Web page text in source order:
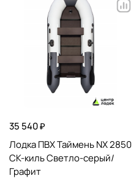
35 540 ₽
Лодка ПВХ Таймень NX 2850
СК-киль Светло-серый/
Графит